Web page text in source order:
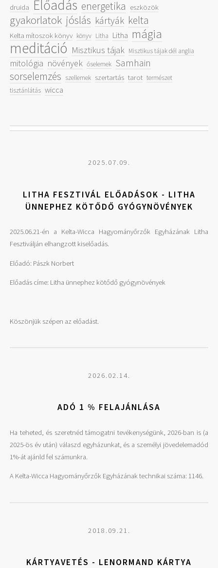
druida Előadás energetika eszközök
gyakorlatok jóslás kártyák kelta
Kelta mítoszok könyv könyv Litha Litha mágia
meditáció Misztikus tájak Misztikus tájak dél anglia
mitológia növények őselemek Samhain
sorselemzés szellemek szertartás tarot természet
tisztánlátás wicca
2025.07.09.
LITHA FESZTIVÁL ELŐADÁSOK - LITHA
ÜNNEPHEZ KÖTŐDŐ GYÓGYNÖVÉNYEK
2025.06.21-én a Kelta-Wicca Hagyományőrzők Egyházának Litha
Fesztiválján elhangzott kiselőadás.
Előadó: Pászk Norbert
Előadás címe: Litha ünnephez kötődő gyógynövények
Köszönjük szépen az előadást.
2026.02.14.
ADÓ 1 % FELAJÁNLÁSA
Ha teheted, és szeretnéd támogatni tevékenységünk, 2026-ban is (a
2025-ös év után) válaszd egyházunkat, és a személyi jövedelemadód
1%-át ajánld fel számunkra.
A Kelta-Wicca Hagyományőrzők Egyházának technikai száma: 1146.
2018.09.21.
KÁRTYAVETÉS - LENORMAND KÁRTYA